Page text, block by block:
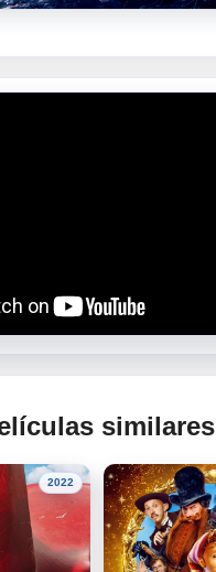
similares
2022